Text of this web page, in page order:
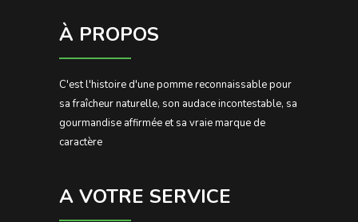
À PROPOS
C'est l'histoire d'une pomme reconnaissable pour
sa fraîcheur naturelle, son audace incontestable, sa
gourmandise affirmée et sa vraie marque de
caractère
A VOTRE SERVICE